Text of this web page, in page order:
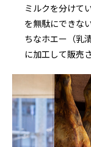
ミルクを分けて
を無駄にできな
ちなホエー（乳
に加工して販売